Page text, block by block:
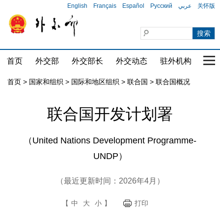
English Français Español Русский عربي 关怀版
首页 外交部 外交部长 外交动态 驻外机构 国
首页 > 国家和组织 > 国际和地区组织 > 联合国 > 联合国概况
联合国开发计划署
（United Nations Development Programme-
UNDP）
（最近更新时间：2026年4月）
【 中 大 小 】 打印